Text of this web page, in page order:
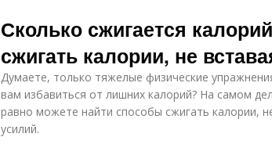
Сколько сжигается
сжигать калории, не
Думаете, только тяжелые физические
вам избавиться от лишних калорий? На самом
равно можете найти способы сжигать калории,
усилий.